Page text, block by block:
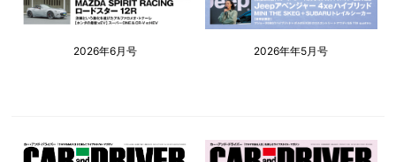
2026年6月号 2026年年5月号